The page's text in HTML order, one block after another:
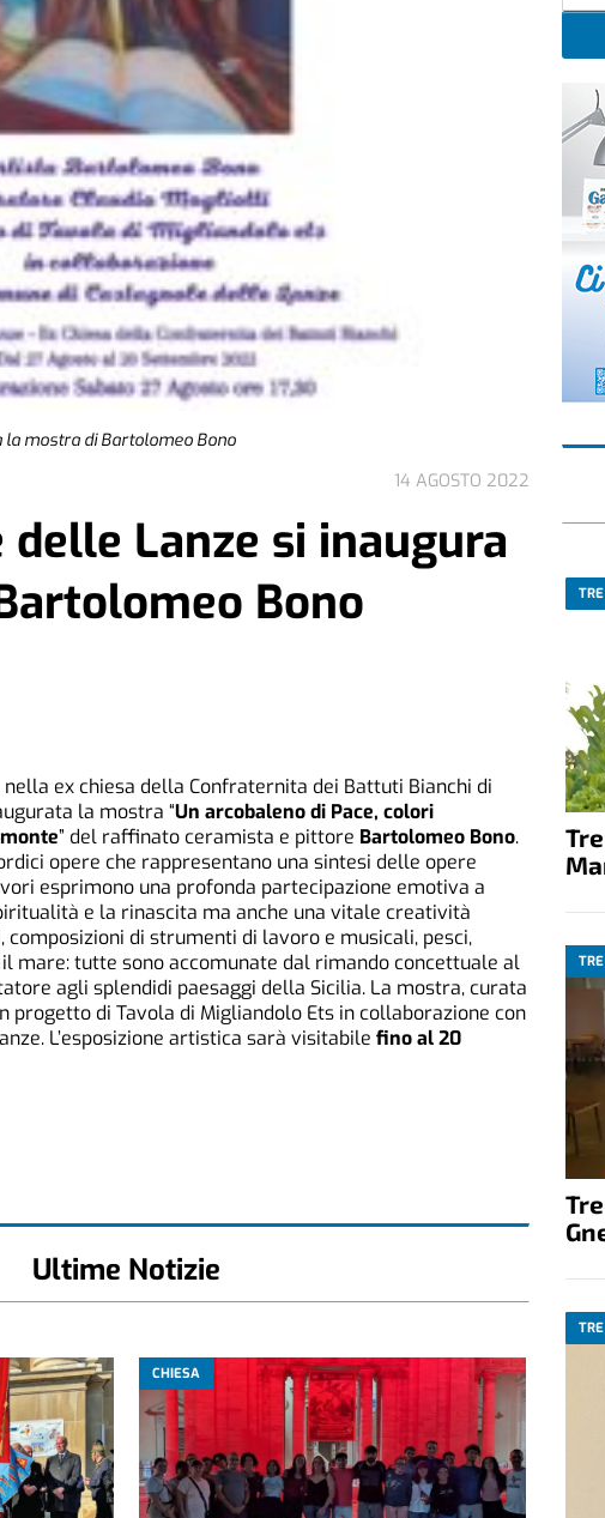
la mostra di Bartolomeo Bono
14 AGOSTO 2022
delle Lanze si inaugura
Bono
nella ex chiesa della Confraternita dei Battuti Bianchi di
la mostra “Un arcobaleno di Pace, colori
” del raffinato ceramista e pittore Bartolomeo Bono.
opere che rappresentano una sintesi delle opere
esprimono una profonda partecipazione emotiva a
e la rinascita ma anche una vitale creatività
composizioni di strumenti di lavoro e musicali, pesci,
mare: tutte sono accomunate dal rimando concettuale al
agli splendidi paesaggi della Sicilia. La mostra, curata
progetto di Tavola di Migliandolo Ets in collaborazione con
L’esposizione artistica sarà visitabile fino al 20
Ultime Notizie
CHIESA